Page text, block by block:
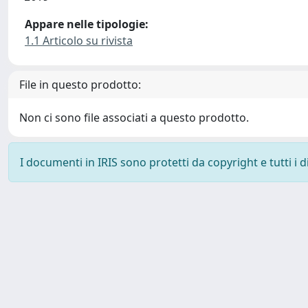
Appare nelle tipologie:
1.1 Articolo su rivista
File in questo prodotto:
Non ci sono file associati a questo prodotto.
I documenti in IRIS sono protetti da copyright e tutti i